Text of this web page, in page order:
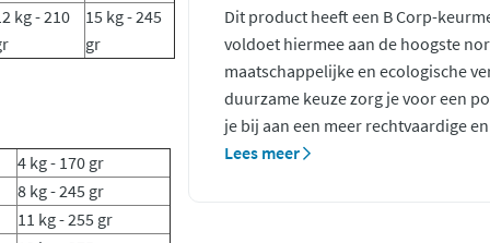
kg - 210
15 kg - 245
gr
4 kg - 170 gr
8 kg - 245 gr
11 kg - 255 gr
Dit product heeft een B Corp-
voldoet hiermee aan de hoogste
maatschappelijke en ecologische
duurzame keuze zorg je voor een
je bij aan een meer rechtvaardige
Lees meer